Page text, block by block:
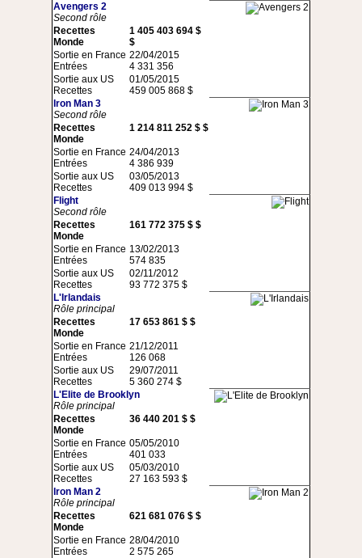
Avengers 2
Second rôle
Recettes
Monde
1 405 403 694 $
$
Sortie en France
Entrées
22/04/2015
4 331 356
Sortie aux US
Recettes
01/05/2015
459 005 868 $
Iron Man 3
Second rôle
Recettes
Monde
1 214 811 252 $ $
Sortie en France
Entrées
24/04/2013
4 386 939
Sortie aux US
Recettes
03/05/2013
409 013 994 $
Flight
Second rôle
Recettes
Monde
161 772 375 $ $
Sortie en France
Entrées
13/02/2013
574 835
Sortie aux US
Recettes
02/11/2012
93 772 375 $
L'Irlandais
Rôle principal
Recettes
Monde
17 653 861 $ $
Sortie en France
Entrées
21/12/2011
126 068
Sortie aux US
Recettes
29/07/2011
5 360 274 $
L'Elite de Brooklyn
Rôle principal
Recettes
Monde
36 440 201 $ $
Sortie en France
Entrées
05/05/2010
401 033
Sortie aux US
Recettes
05/03/2010
27 163 593 $
Iron Man 2
Rôle principal
Recettes
Monde
621 681 076 $ $
Sortie en France
Entrées
28/04/2010
2 575 265